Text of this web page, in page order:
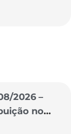
2026 –
no